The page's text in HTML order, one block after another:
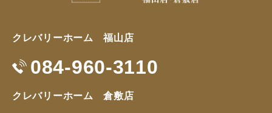
クレバリーホーム 福山店
084-960-3110
クレバリーホーム 倉敷店